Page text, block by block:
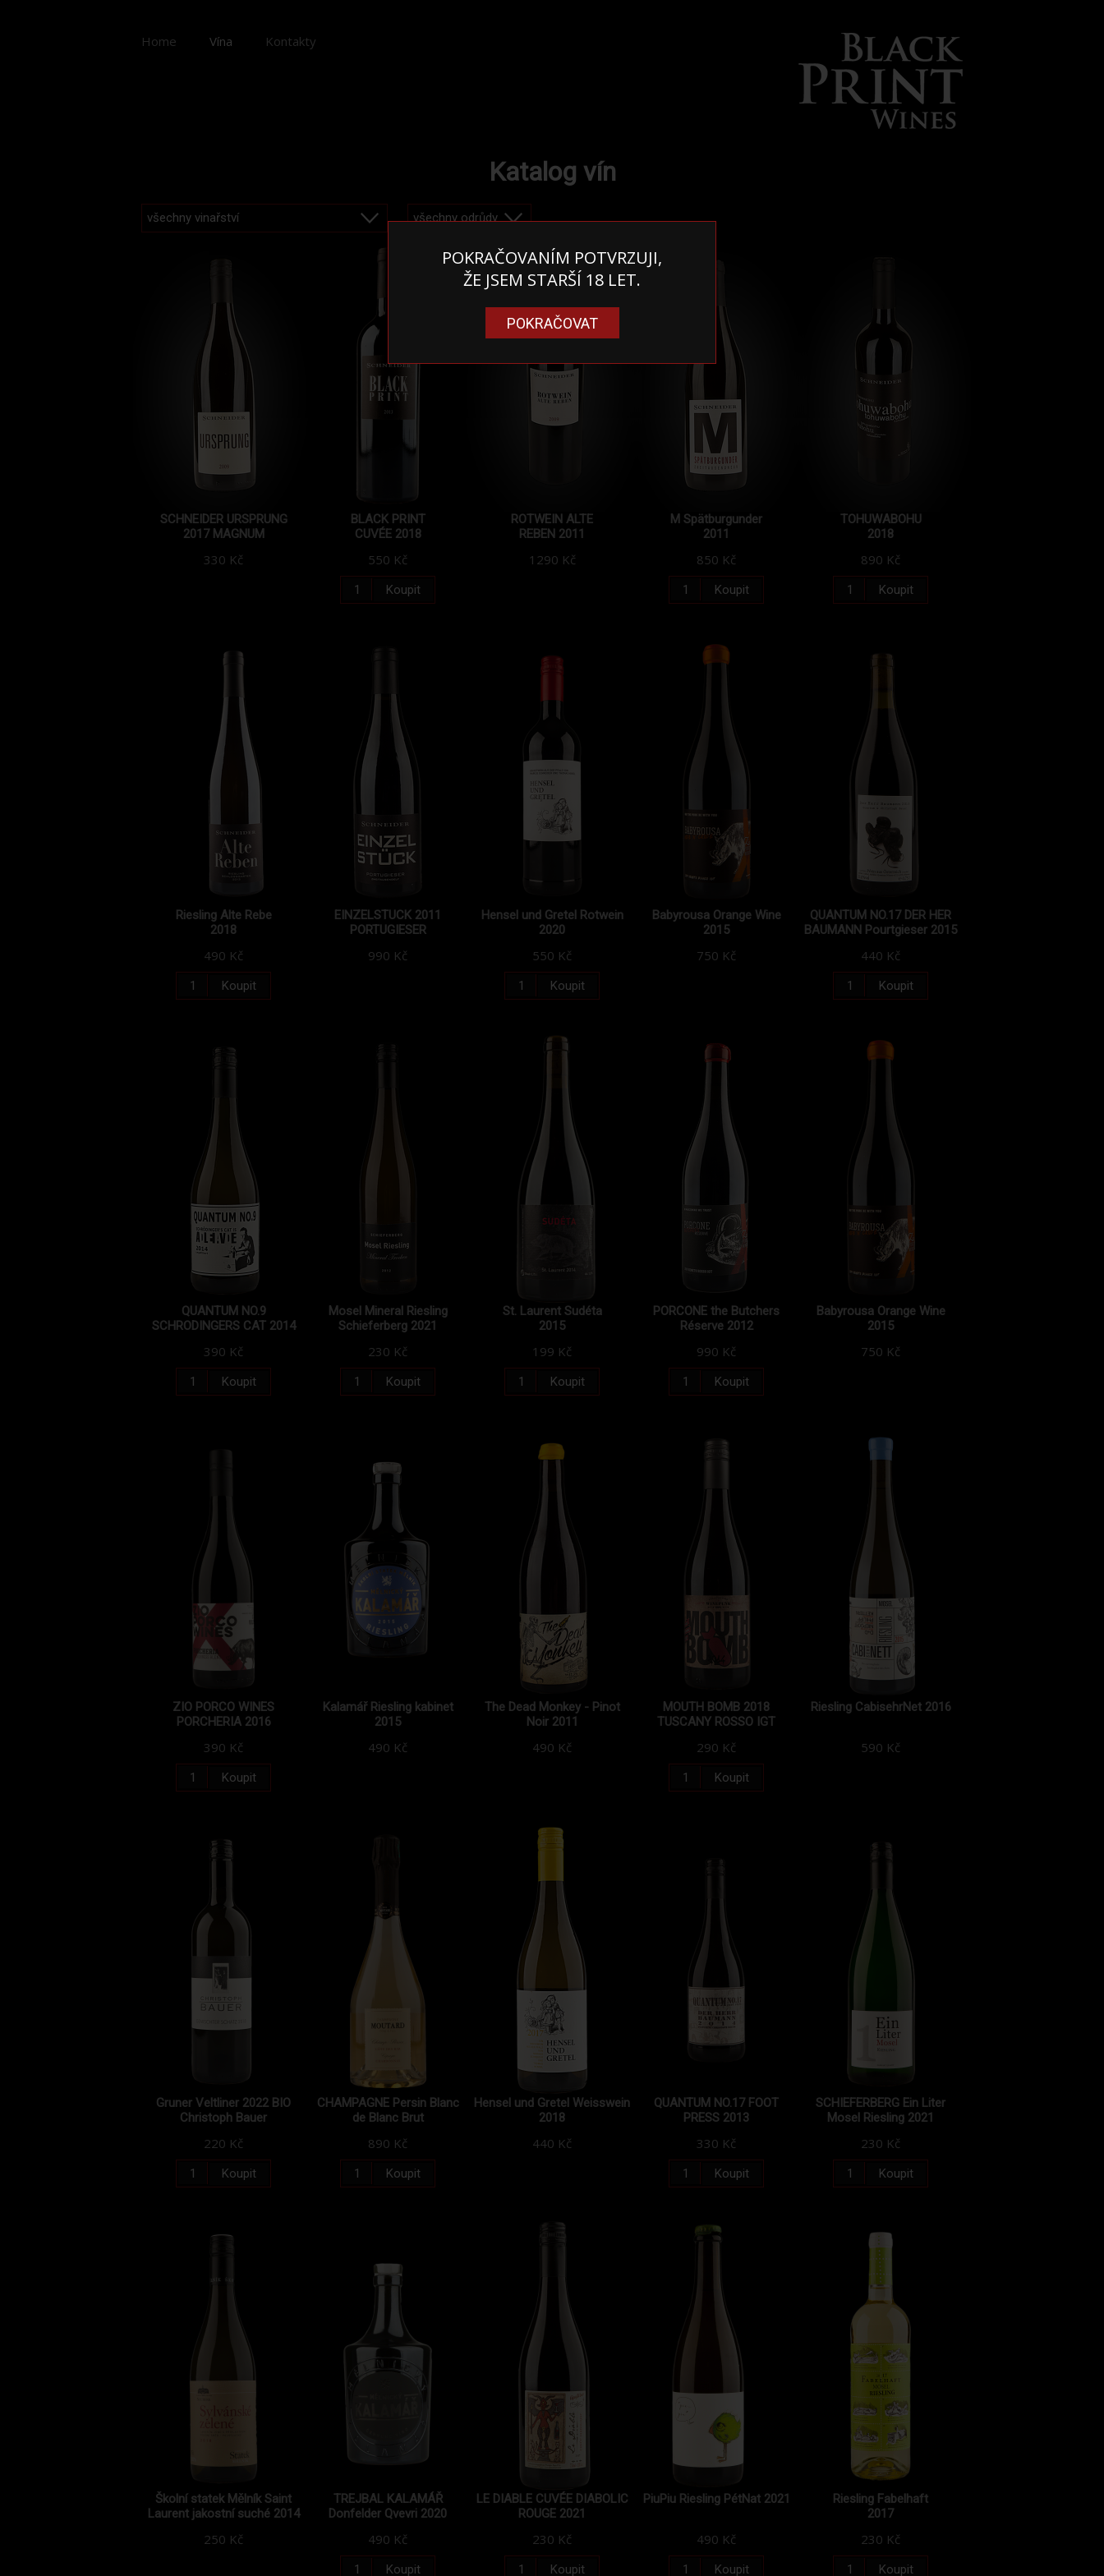
Home Vína Kontakty
Katalog vín
SCHNEIDER URSPRUNG
2017 MAGNUM
330 Kč
BLACK PRINT
CUVÉE 2018
550 Kč
Koupit
ROTWEIN ALTE
REBEN 2011
1290 Kč
M Spätburgunder
2011
850 Kč
Koupit
TOHUWABOHU
2018
890 Kč
Koupit
Riesling Alte Rebe
2018
490 Kč
Koupit
EINZELSTUCK 2011
PORTUGIESER
990 Kč
Hensel und Gretel Rotwein
2020
550 Kč
Koupit
Babyrousa Orange Wine
2015
750 Kč
QUANTUM NO.17 DER HER
BAUMANN Pourtgieser 2015
440 Kč
Koupit
QUANTUM NO.9
SCHRODINGERS CAT 2014
390 Kč
Koupit
Mosel Mineral Riesling
Schieferberg 2021
230 Kč
Koupit
St. Laurent Sudéta
2015
199 Kč
Koupit
PORCONE the Butchers
Réserve 2012
990 Kč
Koupit
Babyrousa Orange Wine
2015
750 Kč
ZIO PORCO WINES
PORCHERIA 2016
390 Kč
Koupit
Kalamář Riesling kabinet
2015
490 Kč
The Dead Monkey - Pinot
Noir 2011
490 Kč
MOUTH BOMB 2018
TUSCANY ROSSO IGT
290 Kč
Koupit
Riesling CabisehrNet 2016
590 Kč
Gruner Veltliner 2022 BIO
Christoph Bauer
220 Kč
Koupit
CHAMPAGNE Persin Blanc
de Blanc Brut
890 Kč
Koupit
Hensel und Gretel Weisswein
2018
440 Kč
QUANTUM NO.17 FOOT
PRESS 2013
330 Kč
Koupit
SCHIEFERBERG Ein Liter
Mosel Riesling 2021
230 Kč
Koupit
Školní statek Mělník Saint
Laurent jakostní suché 2014
250 Kč
TREJBAL KALAMÁŘ
Donfelder Qvevri 2020
490 Kč
Koupit
LE DIABLE CUVÉE DIABOLIC
ROUGE 2021
230 Kč
Koupit
PiuPiu Riesling PétNat 2021
490 Kč
Koupit
Riesling Fabelhaft
2017
230 Kč
Koupit
POKRAČOVANÍM POTVRZUJI,
ŽE JSEM STARŠÍ 18 LET.
POKRAČOVAT